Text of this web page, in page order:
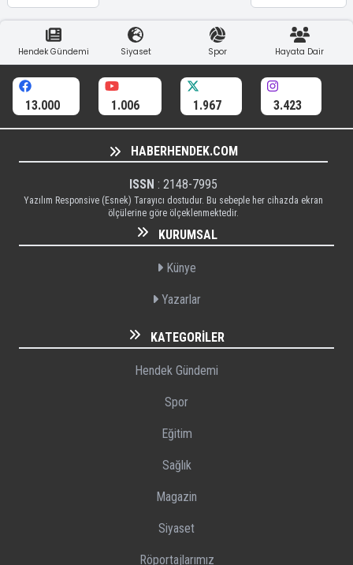
Hendek Gündemi Siyaset Spor Hayata Dair
13.000 1.006 1.967 3.423
HABERHENDEK.COM
ISSN : 2148-7995
Yazılım Responsive (Esnek) Tarayıcı dostudur. Bu sebeple her cihazda ekran
ölçülerine göre ölçeklenmektedir.
KURUMSAL
Künye
Yazarlar
KATEGORILER
Hendek Gündemi
Spor
Eğitim
Sağlık
Magazin
Siyaset
Röportajlarımız